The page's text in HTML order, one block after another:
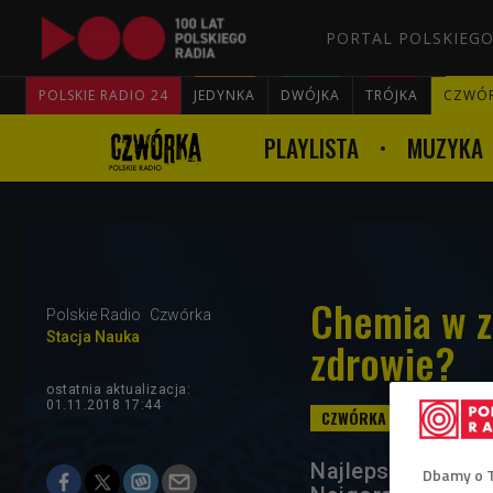
PORTAL
POLSKIE RADIO 24 JEDYNKA DWÓJKA TRÓJKA
PLAYLISTA MUZYKA
Polskie Radio
Czwórka
Stacja Nauka
Chemia w
zdrowie?
ostatnia aktualizacja:
01.11.2018 17:44
Najlepsze sąDbamy o